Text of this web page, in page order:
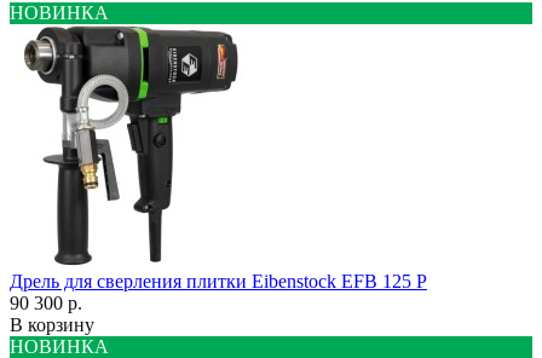
НОВИНКА
Дрель для сверления плитки Eibenstock EFB 125 P
90 300 р.
В корзину
НОВИНКА